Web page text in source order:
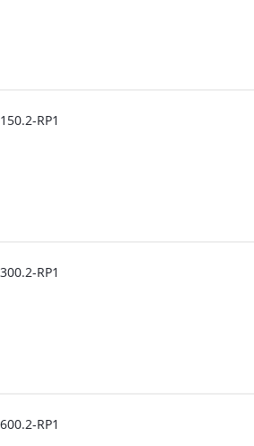
RP1
RP1
RP1